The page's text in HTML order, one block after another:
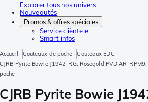
Explorer tous nos univers
Nouveautés
Promos & offres spéciales
Service clièntele
Smart infos
Accueil Couteaux de poche
Couteaux EDC
CJRB Pyrite Bowie J1942-RG, Rosegold PVD AR-
poche
CJRB Pyrite Bowie